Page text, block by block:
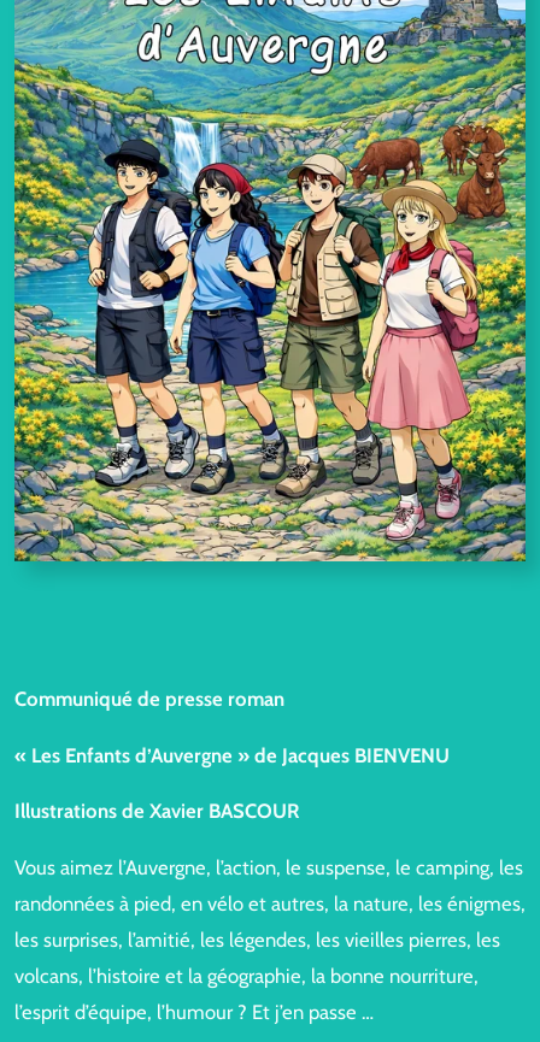
Communiqué de presse roman
« Les Enfants d’Auvergne » de Jacques BIENVENU
Illustrations de Xavier BASCOUR
Vous aimez l’Auvergne, l’action, le suspense, le camping, les
randonnées à pied, en vélo et autres, la nature, les énigmes,
les surprises, l’amitié, les légendes, les vieilles pierres, les
volcans, l’histoire et la géographie, la bonne nourriture,
l’esprit d’équipe, l’humour ? Et j’en passe …